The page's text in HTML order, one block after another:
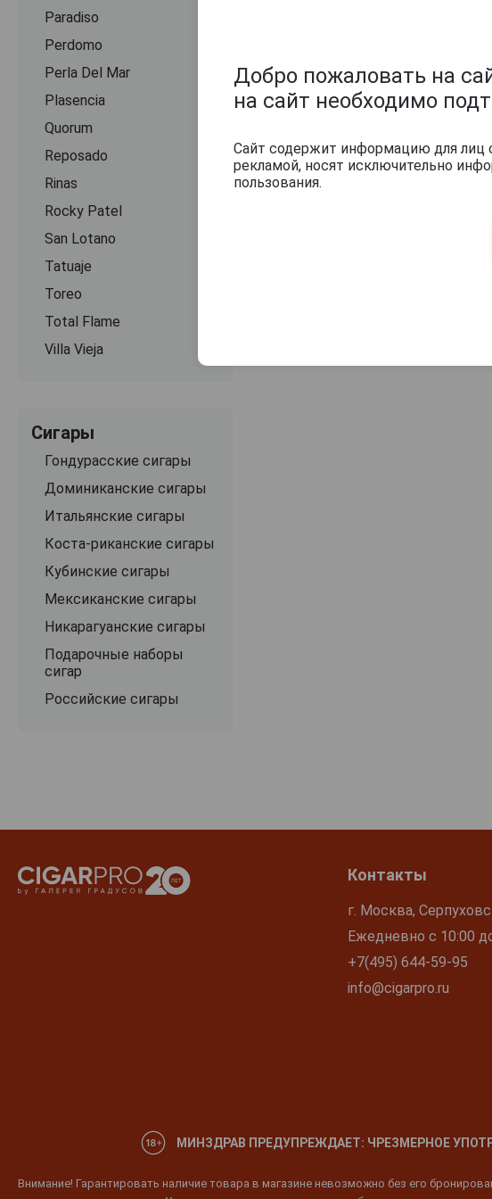
Paradiso
Perdomo
Perla Del Mar
Plasencia
Quorum
Reposado
Rinas
Rocky Patel
San Lotano
Tatuaje
Toreo
Total Flame
Villa Vieja
Сигары
Гондурасские сигары
Доминиканские сигары
Итальянские сигары
Коста-риканские сигары
Кубинские сигары
Мексиканские сигары
Никарагуанские сигары
Подарочные наборы
сигар
Российские сигары
Контакты
г. Москва,
Ежедневно с 10:00
+7(495) 644-59-95
info@cigarpro.ru
МИНЗДРАВ ПРЕДУПРЕЖДАЕТ: ЧРЕЗМЕРНОЕ
Внимание! Гарантировать наличие товара в магазине невозможно без его
Добро пожаловать на
на сайт необходимо
Сайт содержит информацию для лиц
рекламой, носят исключительно
пользования.